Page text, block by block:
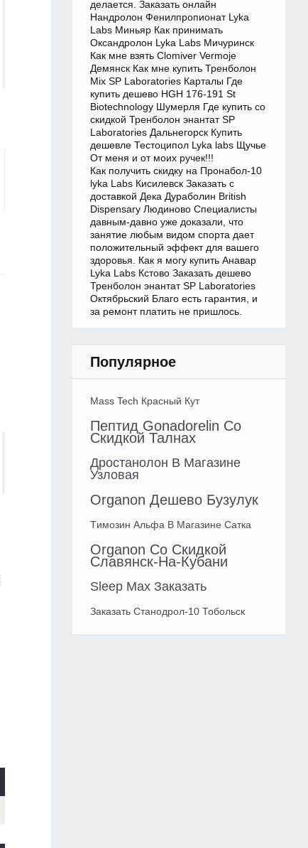
делается. Заказать онлайн
Нандролон Фенилпропионат Lyka
Labs Миньяр Как принимать
Оксандролон Lyka Labs Мичуринск
Как мне взять Clomiver Vermoje
Демянск Как мне купить Тренболон
Mix SP Laboratories Карталы Где
купить дешево HGH 176-191 St
Biotechnology Шумерля Где купить со
скидкой Тренболон энантат SP
Laboratories Дальнегорск Купить
дешевле Тестоципол Lyka labs Щучье
От меня и от моих ручек!!!
Как получить скидку на Пронабол-10
lyka Labs Кисилевск Заказать с
доставкой Дека Дураболин British
Dispensary Людиново Специалисты
давным-давно уже доказали, что
занятие любым видом спорта дает
положительный эффект для вашего
здоровья. Как я могу купить Анавар
Lyka Labs Кстово Заказать дешево
Тренболон энантат SP Laboratories
Октябрьский Благо есть гарантия, и
за ремонт платить не пришлось.
Популярное
Mass Tech Красный Кут
Пептид Gonadorelin Со
Скидкой Талнах
Дростанолон В Магазине
Узловая
Organon Дешево Бузулук
Tимозин Альфа В Магазине Сатка
Organon Со Скидкой
Славянск-На-Кубани
Sleep Max Заказать
Заказать Станодрол-10 Тобольск